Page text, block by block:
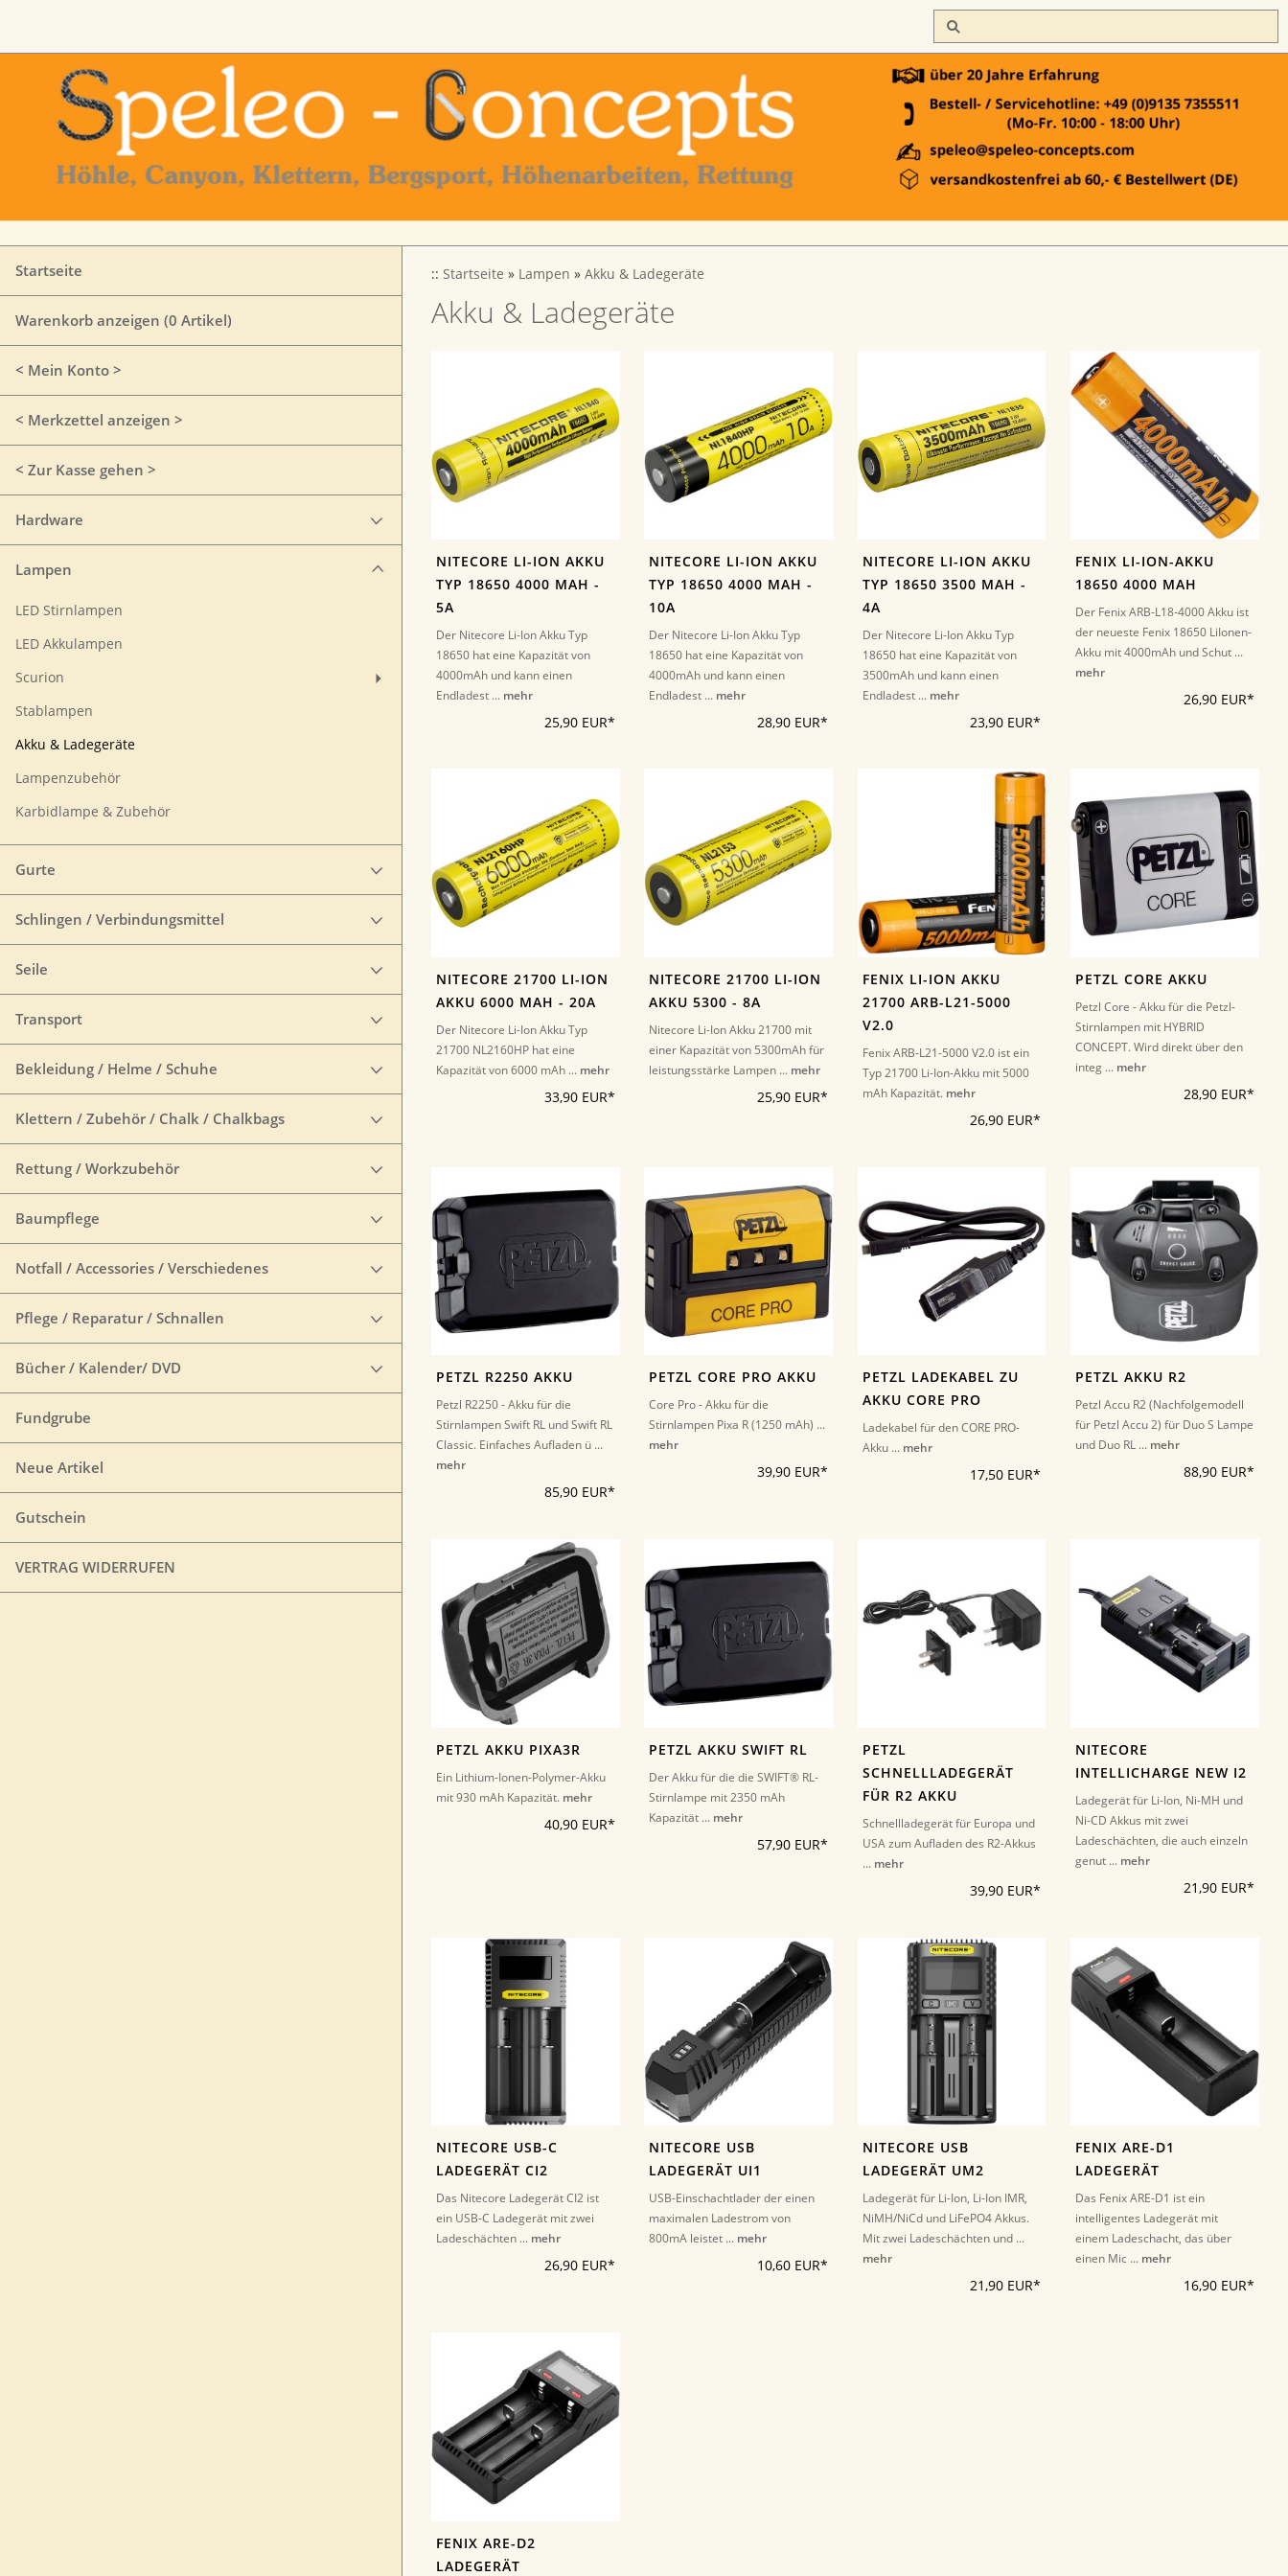
Startseite
Warenkorb anzeigen (0 Artikel)
< Mein Konto >
< Merkzettel anzeigen >
< Zur Kasse gehen >
Hardware
Lampen
LED Stirnlampen
LED Akkulampen
Scurion
Stablampen
Akku & Ladegeräte
Lampenzubehör
Karbidlampe & Zubehör
Gurte
Schlingen / Verbindungsmittel
Seile
Transport
Bekleidung / Helme / Schuhe
Klettern / Zubehör / Chalk / Chalkbags
Rettung / Workzubehör
Baumpflege
Notfall / Accessories / Verschiedenes
Pflege / Reparatur / Schnallen
Bücher / Kalender/ DVD
Fundgrube
Neue Artikel
Gutschein
VERTRAG WIDERRUFEN
:: Startseite » Lampen » Akku & Ladegeräte
Akku & Ladegeräte
NITECORE LI-ION AKKU
TYP 18650 4000 MAH -
5A
Der Nitecore Li-Ion Akku Typ
18650 hat eine Kapazität von
4000mAh und kann einen
Endladest ... mehr
25,90 EUR*
NITECORE LI-ION AKKU
TYP 18650 4000 MAH -
10A
Der Nitecore Li-Ion Akku Typ
18650 hat eine Kapazität von
4000mAh und kann einen
Endladest ... mehr
28,90 EUR*
NITECORE LI-ION AKKU
TYP 18650 3500 MAH -
4A
Der Nitecore Li-Ion Akku Typ
18650 hat eine Kapazität von
3500mAh und kann einen
Endladest ... mehr
23,90 EUR*
FENIX LI-ION-AKKU
18650 4000 MAH
Der Fenix ARB-L18-4000 Akku ist
der neueste Fenix 18650 LiIonen-
Akku mit 4000mAh und Schut ...
mehr
26,90 EUR*
NITECORE 21700 LI-ION
AKKU 6000 MAH - 20A
Der Nitecore Li-Ion Akku Typ
21700 NL2160HP hat eine
Kapazität von 6000 mAh ... mehr
33,90 EUR*
NITECORE 21700 LI-ION
AKKU 5300 - 8A
Nitecore Li-Ion Akku 21700 mit
einer Kapazität von 5300mAh für
leistungsstärke Lampen ... mehr
25,90 EUR*
FENIX LI-ION AKKU
21700 ARB-L21-5000
V2.0
Fenix ARB-L21-5000 V2.0 ist ein
Typ 21700 Li-Ion-Akku mit 5000
mAh Kapazität. mehr
26,90 EUR*
PETZL CORE AKKU
Petzl Core - Akku für die Petzl-
Stirnlampen mit HYBRID
CONCEPT. Wird direkt über den
integ ... mehr
28,90 EUR*
PETZL R2250 AKKU
Petzl R2250 - Akku für die
Stirnlampen Swift RL und Swift RL
Classic. Einfaches Aufladen ü ...
mehr
85,90 EUR*
PETZL CORE PRO AKKU
Core Pro - Akku für die
Stirnlampen Pixa R (1250 mAh) ...
mehr
39,90 EUR*
PETZL LADEKABEL ZU
AKKU CORE PRO
Ladekabel für den CORE PRO-
Akku ... mehr
17,50 EUR*
PETZL AKKU R2
Petzl Accu R2 (Nachfolgemodell
für Petzl Accu 2) für Duo S Lampe
und Duo RL ... mehr
88,90 EUR*
PETZL AKKU PIXA3R
Ein Lithium-Ionen-Polymer-Akku
mit 930 mAh Kapazität. mehr
40,90 EUR*
PETZL AKKU SWIFT RL
Der Akku für die die SWIFT® RL-
Stirnlampe mit 2350 mAh
Kapazität ... mehr
57,90 EUR*
PETZL
SCHNELLLADEGERÄT
FÜR R2 AKKU
Schnellladegerät für Europa und
USA zum Aufladen des R2-Akkus
... mehr
39,90 EUR*
NITECORE
INTELLICHARGE NEW I2
Ladegerät für Li-Ion, Ni-MH und
Ni-CD Akkus mit zwei
Ladeschächten, die auch einzeln
genut ... mehr
21,90 EUR*
NITECORE USB-C
LADEGERÄT CI2
Das Nitecore Ladegerät CI2 ist
ein USB-C Ladegerät mit zwei
Ladeschächten ... mehr
26,90 EUR*
NITECORE USB
LADEGERÄT UI1
USB-Einschachtlader der einen
maximalen Ladestrom von
800mA leistet ... mehr
10,60 EUR*
NITECORE USB
LADEGERÄT UM2
Ladegerät für Li-Ion, Li-Ion IMR,
NiMH/NiCd und LiFePO4 Akkus.
Mit zwei Ladeschächten und ...
mehr
21,90 EUR*
FENIX ARE-D1
LADEGERÄT
Das Fenix ARE-D1 ist ein
intelligentes Ladegerät mit
einem Ladeschacht, das über
einen Mic ... mehr
16,90 EUR*
FENIX ARE-D2
LADEGERÄT